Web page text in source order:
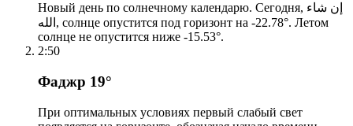
Новый день по солнечному календарю. Сегодня, إن شاء
الله, солнце опустится под горизонт на -22.78°. Летом
солнце не опустится ниже -15.53°.
2:50
Фаджр 19°
При оптимальных условиях первый слабый свет